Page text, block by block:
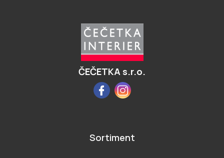
ČEČETKA s.r.o.
FacebookInstagram
Sortiment